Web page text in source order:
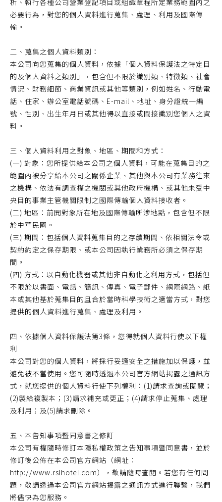
析、執行各種公司營業登記項目或組織章程所定業務範圍內之
必要行為，對您的個人資料進行蒐集、處理、利用及國際傳
輸。
二、蒐集之個人資料類別：
本公司向您蒐集的個人資料，依據「個人資料保護法之特定目
的及個人資料之類別」，包含但不限於識別類、特徵類、社會
情況、財務細節、商業資訊或其他等類別，例如姓名、行動電
話、住家、辦公室電話號碼、E-mail、地址、身分證統一編
號、性別、出生年月日或其他得以直接或間接識別您個人之資
料。
三、個人資料利用之對象、地區、期間和方式：
(一) 對象：您所提供給本公司之個人資料，可能在蒐集目的之
範圍內被分享給本公司之關係企業、其他與本公司有業務往來
之機構、依法有調查權之機關或其他政府機構、或其他未受中
央目的事業主管機關限制之國際傳輸個人資料接收者。
(二) 地區：前開對象所在地及國際傳輸所涉地點，包含但不限
於中華民國。
(三) 期間：包括個人資料蒐集目的之存續期間、依相關法令或
契約約定之保存期限、或本公司因執行業務所必須之保存期
間。
(四) 方式：以自動化機器或其他非自動化之利用方式，包括但
不限於以書面、電話、簡訊、傳真、電子郵件、網際網路、紙
本或其他基於蒐集目的且合於當時科學技術之適當方式，對您
提供的個人資料進行蒐集、處理及利用。
四、依據個人資料保護法第3條，您得就個人資料行使以下權
利
本公司對您的個人資料，將採行妥適安全之措施加以保護，並
避免被不當使用。您可隨時透過本公司官方網站揭露之通訊方
式，就您提供的個人資料行使下列權利：(1)請求查詢或閱覽；
(2)製給複製本；(3)請求補充或更正；(4)請求停止蒐集、處理
及利用；及(5)請求刪除。
五、本告知事項暨同意書之修訂
本公司有權隨時修訂本隱私權政策之告知事項暨同意書，並於
修訂後公佈在本公司官方網站（網址：
http://www.rslhotel.com），敬請隨時查閱。若您有任何問
題，敬請透過本公司官方網站揭露之通訊方式進行聯繫，我們
將儘快為您服務。